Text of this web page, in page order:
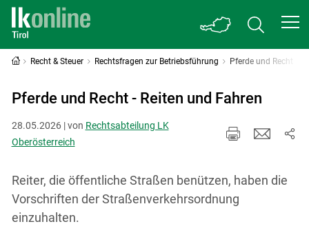
Recht & Steuer Rechtsfragen zur Betriebsführung Pferde und Recht
Pferde und Recht - Reiten und Fahren
28.05.2026 | von Rechtsabteilung LK
Oberösterreich
Reiter, die öffentliche Straßen benützen, haben die
Vorschriften der Straßenverkehrsordnung
einzuhalten.